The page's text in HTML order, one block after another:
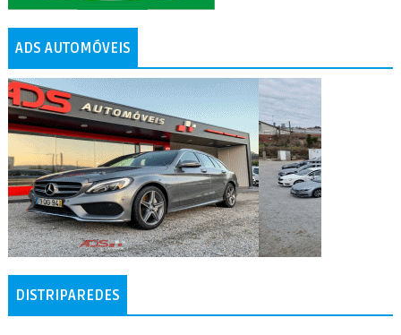
ADS AUTOMÓVEIS
DISTRIPAREDES